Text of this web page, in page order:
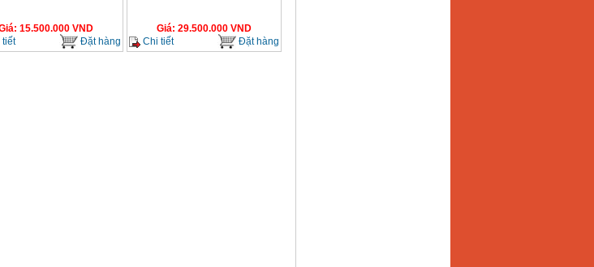
: 15.500.000VND
Đặt hàng
Giá: 29.500.000VND
Chi tiết
Đặt hàng